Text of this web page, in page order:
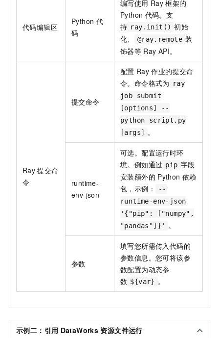
代码编辑区
Python 代
码
编写使用 Ray 框架的
Python 代码。支
持 ray.init() 初始
化、
@ray.remote 装
饰器等 Ray API。
Ray 提交命
令
提交命令
配置 Ray 作业的提交命
令。命令格式为
ray
job submit
[options] --
python script.py
[args]
。
runtime-
env-json
可选。配置运行时环
境。例如通过 pip 字段
安装额外的 Python 依赖
包，示例：
--
runtime-env-json
'{"pip": ["numpy",
"pandas"]}'
。
参数
填写您所需传入代码的
参数信息。您可将该参
数配置为动态参
数 ${var} 。
示例二：引用 DataWorks 资源文件运行